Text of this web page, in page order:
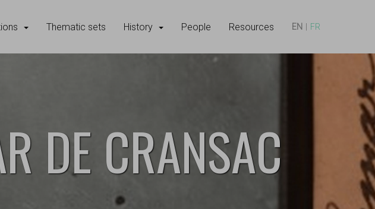
Thematic sets History People Resources EN FR
DE CRANSAC